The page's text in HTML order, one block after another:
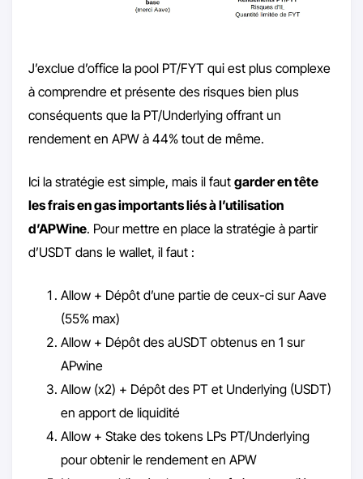
J’exclue d’office la pool PT/FYT qui est plus complexe
à comprendre et présente des risques bien plus
conséquents que la PT/Underlying offrant un
rendement en APW à 44% tout de même.
Ici la stratégie est simple, mais il faut garder en tête
les frais en gas importants liés à l’utilisation
d’APWine. Pour mettre en place la stratégie à partir
d’USDT dans le wallet, il faut :
Allow + Dépôt d’une partie de ceux-ci sur Aave
(55% max)
Allow + Dépôt des aUSDT obtenus en 1 sur
APwine
Allow (x2) + Dépôt des PT et Underlying (USDT)
en apport de liquidité
Allow + Stake des tokens LPs PT/Underlying
pour obtenir le rendement en APW